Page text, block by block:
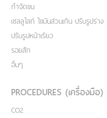
กำจัดขน
เชลลูไลท์ ไขมันส่วนเกิน ปรับรูปร่าง
ปรับรูปหน้าเรียว
รอยสัก
อื่นๆ
PROCEDURES (เครื่องมือ)
CO2